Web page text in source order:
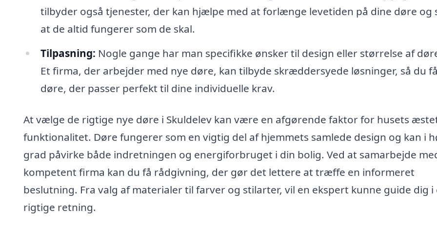
tilbyder også tjenester, der kan hjælpe med at forlænge levetiden på dine døre og
at de altid fungerer som de skal.
Tilpasning: Nogle gange har man specifikke ønsker til design eller størrelse af
Et firma, der arbejder med nye døre, kan tilbyde skræddersyede løsninger, så du
døre, der passer perfekt til dine individuelle krav.
At vælge de rigtige nye døre i Skuldelev kan være en afgørende faktor for husets
funktionalitet. Døre fungerer som en vigtig del af hjemmets samlede design og kan i
grad påvirke både indretningen og energiforbruget i din bolig. Ved at samarbejde
kompetent firma kan du få rådgivning, der gør det lettere at træffe en informeret
beslutning. Fra valg af materialer til farver og stilarter, vil en ekspert kunne guide dig i
rigtige retning.